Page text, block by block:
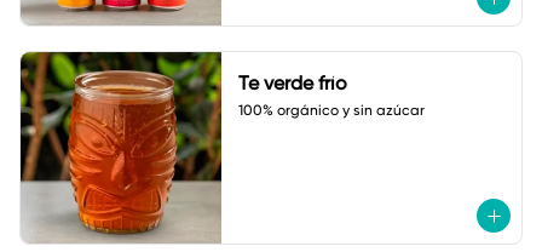
Te verde frío
100% orgánico y sin azúcar